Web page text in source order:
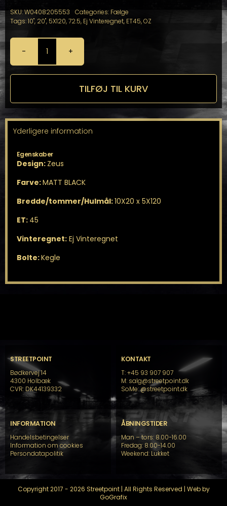
SKU:W0408205553 Categories: Fælge
Tags:10", 20", 5X120,72.5, Ej Vinteregnet, ET45,OZ
OZ
Zeus
10X20
TILFØJ TIL KURV
Yderligere information
Egenskaber
Design: Zeus
Farve:MATT BLACK
Bredde/tommer/Hulmål:10X20 x 5X120
ET: 45
Vinteregnet:Ej Vinteregnet
Bolte:Kegle
STREETPOINT
Bødkervej 14
4300 Holbæk
CVR: DK44139332
KONTAKT
T: +45 93 907 907
M: salg@streetpoint.dk
SoMe:@streetpoint.dk
INFORMATION
Handelsbetingelser
Information om cookies
Persondatapolitik
ÅBNINGSTIDER
Man – tors: 8.00-16.00
Fredag: 8.00-14.00
Weekend: Lukket
Copyright 2017 - 2026 Streetpoint | All Rights Reserved | Web by
GoGrafix